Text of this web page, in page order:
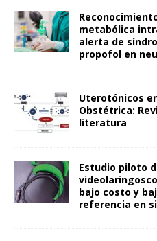
metabólica
alerta de
propofol en
Uterotónicos
Obstétrica:
literatura
Estudio piloto
bajo costo y
referencia en